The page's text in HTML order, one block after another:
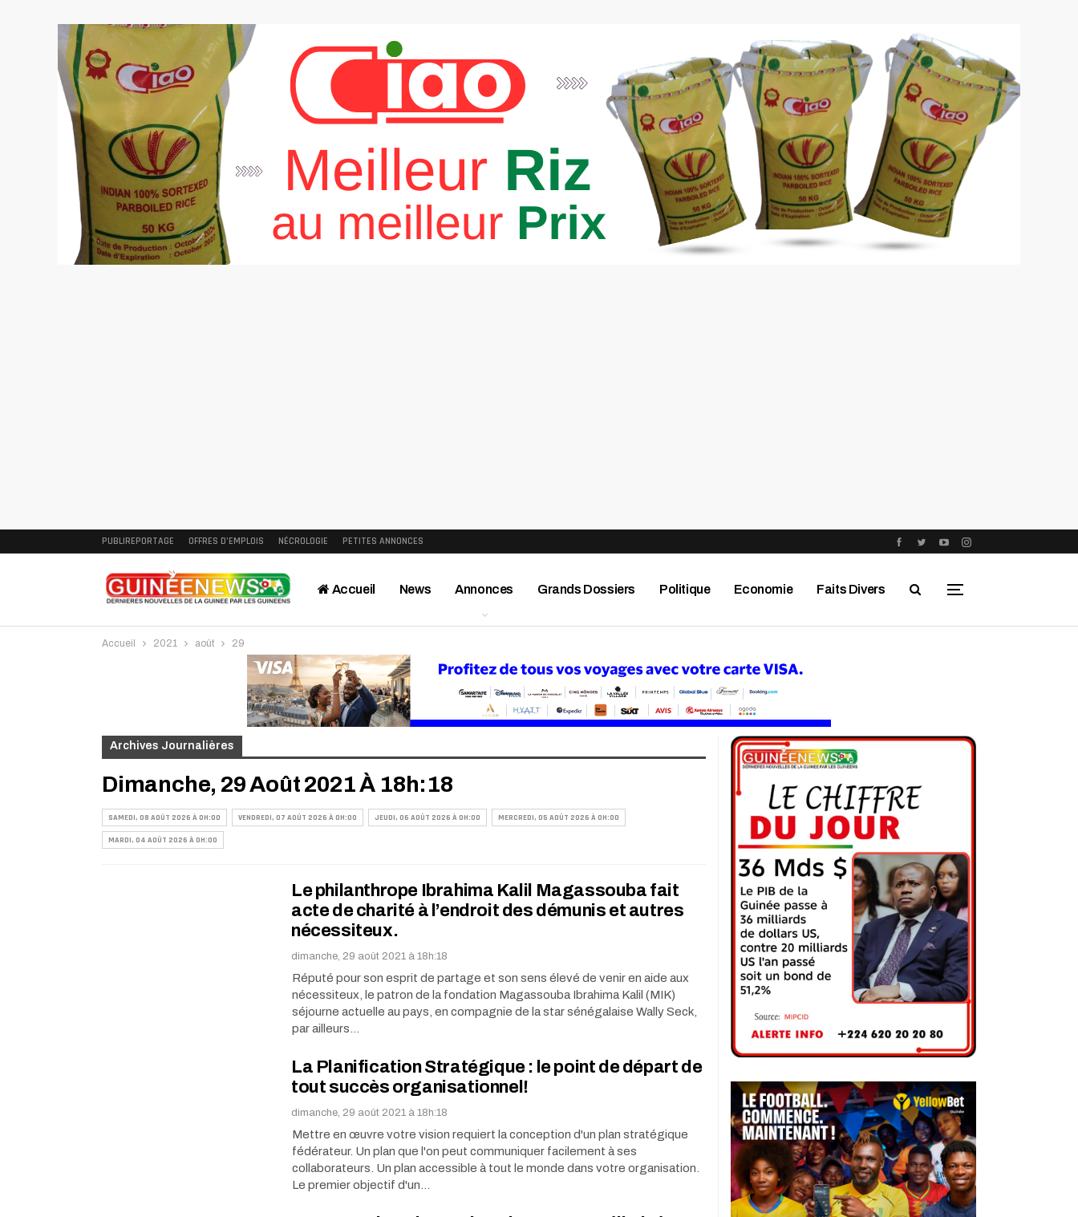
PUBLIREPORTAGE OFFRES D’EMPLOIS NÉCROLOGIE PETITES ANNONCES
Accueil News Annonces Grands Dossiers Politique Economie Faits Divers
Interviews Publireportage Région
Accueil 2021 août 29
Archives Journalières
Dimanche, 29 Août 2021 À 18h:18
SAMEDI, 08 AOÛT 2026 À 0H:00 VENDREDI, 07 AOÛT 2026 À 0H:00 JEUDI, 06 AOÛT 2026 À 0H:00 MERCREDI, 05 AOÛT 2026 À 0H:00
MARDI, 04 AOÛT 2026 À 0H:00
Le philanthrope Ibrahima Kalil Magassouba fait
acte de charité à l’endroit des démunis et autres
nécessiteux.
dimanche, 29 août 2021 à 18h:18
Réputé pour son esprit de partage et son sens élevé de venir en aide aux
nécessiteux, le patron de la fondation Magassouba Ibrahima Kalil (MIK)
séjourne actuelle au pays, en compagnie de la star sénégalaise Wally Seck,
par ailleurs…
La Planification Stratégique : le point de départ de
tout succès organisationnel!
dimanche, 29 août 2021 à 18h:18
Mettre en œuvre votre vision requiert la conception d'un plan stratégique
fédérateur. Un plan que l'on peut communiquer facilement à ses
collaborateurs. Un plan accessible à tout le monde dans votre organisation.
Le premier objectif d'un…